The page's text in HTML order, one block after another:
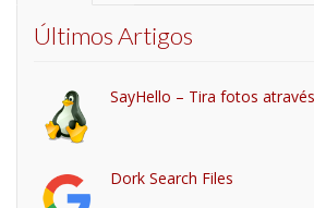
Últimos Artigos
SayHello – Tira fotos
Dork Search Files